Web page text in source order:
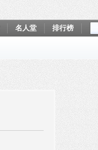
名人堂
排行榜